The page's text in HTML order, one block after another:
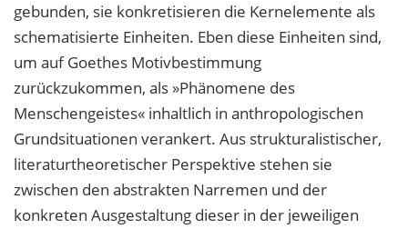
gebunden, sie konkretisieren die Kernelemente als
schematisierte Einheiten. Eben diese Einheiten sind,
um auf Goethes Motivbestimmung
zurückzukommen, als »Phänomene des
Menschengeistes« inhaltlich in anthropologischen
Grundsituationen verankert. Aus strukturalistischer,
literaturtheoretischer Perspektive stehen sie
zwischen den abstrakten Narremen und der
konkreten Ausgestaltung dieser in der jeweiligen